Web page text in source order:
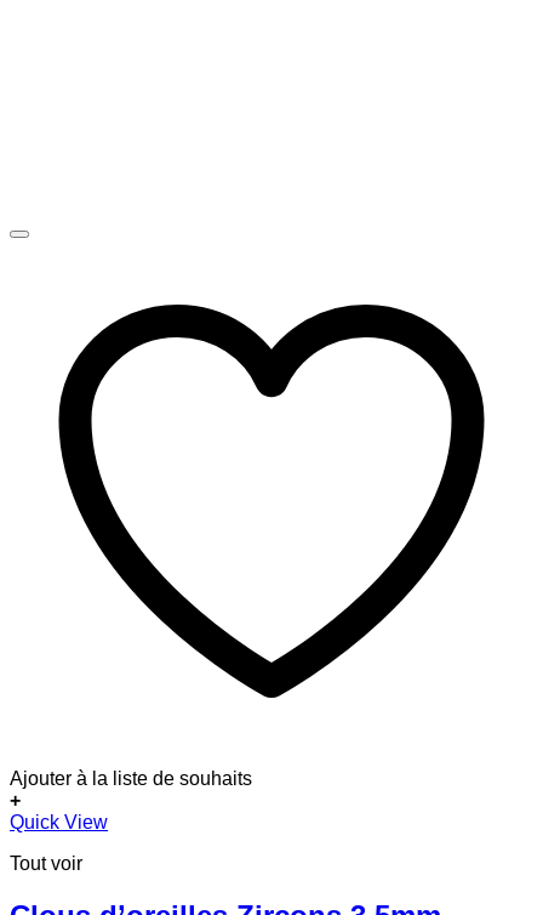
Ajouter à la liste de souhaits
+
Quick View
Tout voir